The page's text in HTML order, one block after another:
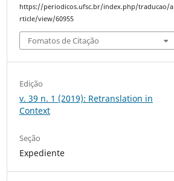
https://periodicos.ufsc.br/index.php/traducao/a
rticle/view/60955
Fomatos de Citação
Edição
v. 39 n. 1 (2019): Retranslation in
Context
Seção
Expediente